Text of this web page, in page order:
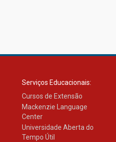
Serviços Educacionais:
Cursos de Extensão
Mackenzie Language
Center
Universidade Aberta do
Tempo Útil